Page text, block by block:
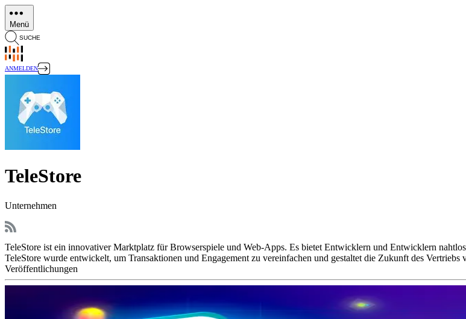
Direkt
zum
Inhalt
Menü
SUCHE
ANMELDEN
TeleStore
Unternehmen
TeleStore ist ein innovativer Marktplatz für Browserspiele und Web-Apps. Es bietet Entwicklern und Entwicklern
TeleStore wurde entwickelt, um Transaktionen und Engagement zu vereinfachen und gestaltet die Zukunft des Vertriebs
Veröffentlichungen